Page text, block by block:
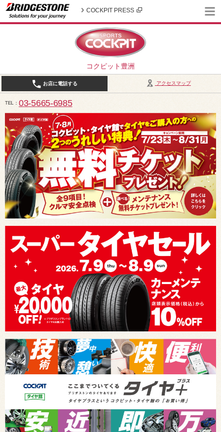
コクピット豊洲
COCKPIT PRESS
アクセスマップ
お店に電話する
TEL 03-5665-6985
10:30～19:00（作業受付18:00まで） / 定休日：2026年8月は、5日(水)、12日(水)、19日(水)、24